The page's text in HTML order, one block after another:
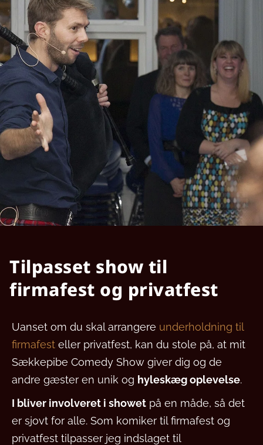
Tilpasset show til
firmafest og privatfest
Uanset om du skal arrangere underholdning til
firmafest eller privatfest, kan du stole på, at mit
Sækkepibe Comedy Show giver dig og de
andre gæster en unik og hyleskæg oplevelse.
I bliver involveret i showet på en måde, så det
er sjovt for alle. Som komiker til firmafest og
privatfest tilpasser jeg indslaget til